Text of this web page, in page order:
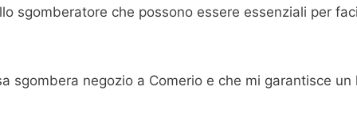
sgomberatore che possono essere essenziali per
sgombera negozio a Comerio e che mi garantisce